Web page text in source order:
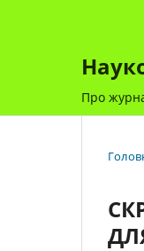
Про